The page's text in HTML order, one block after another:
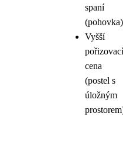
spaní
(pohovka)
Vyšší
pořizovací
cena
(postel s
úložným